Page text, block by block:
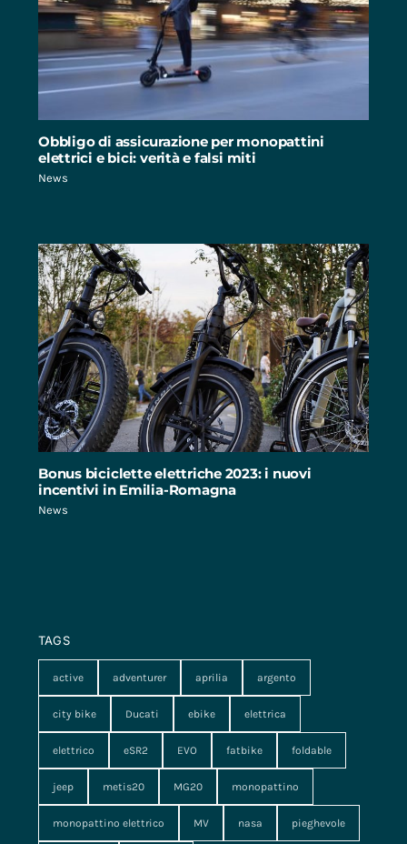
Obbligo di assicurazione per monopattini
elettrici e bici: verità e falsi miti
News
Bonus biciclette elettriche 2023: i nuovi
incentivi in Emilia-Romagna
News
TAGS
active adventurer aprilia argento
city bike Ducati ebike elettrica
elettrico eSR2 EVO fatbike foldable
jeep metis20 MG20 monopattino
monopattino elettrico MV nasa pieghevole